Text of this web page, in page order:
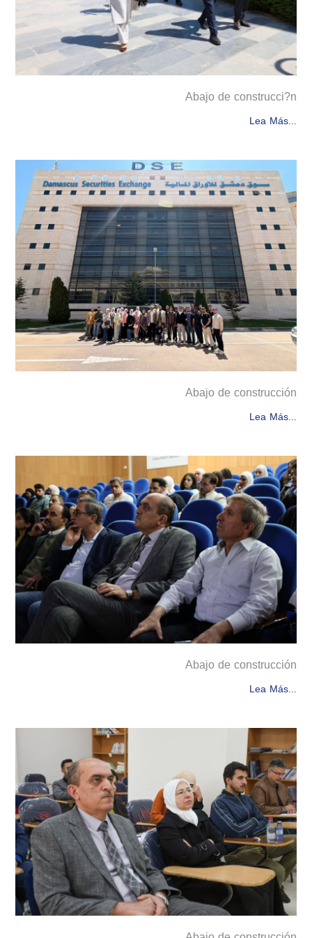
Abajo de construcci?n
Lea Más...
Abajo de construcción
Lea Más...
Abajo de construcción
Lea Más...